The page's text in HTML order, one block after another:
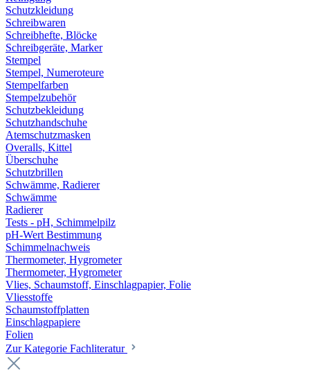
Schutzkleidung
Schreibwaren
Schreibhefte, Blöcke
Schreibgeräte, Marker
Stempel
Stempel, Numeroteure
Stempelfarben
Stempelzubehör
Schutzbekleidung
Schutzhandschuhe
Atemschutzmasken
Overalls, Kittel
Überschuhe
Schutzbrillen
Schwämme, Radierer
Schwämme
Radierer
Tests - pH, Schimmelpilz
pH-Wert Bestimmung
Schimmelnachweis
Thermometer, Hygrometer
Thermometer, Hygrometer
Vlies, Schaumstoff, Einschlagpapier, Folie
Vliesstoffe
Schaumstoffplatten
Einschlagpapiere
Folien
Zur Kategorie Fachliteratur